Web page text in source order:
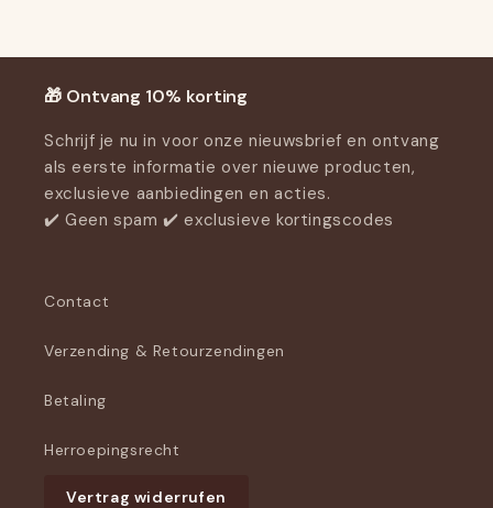
🎁 Ontvang 10% korting
Schrijf je nu in voor onze nieuwsbrief en ontvang
als eerste informatie over nieuwe producten,
exclusieve aanbiedingen en acties.
✔️ Geen spam ✔️ exclusieve kortingscodes
Contact
Verzending & Retourzendingen
Betaling
Herroepingsrecht
Vertrag widerrufen